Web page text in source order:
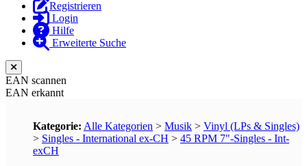
Registrieren
Login
Hilfe
Erweiterte Suche
EAN scannen
EAN erkannt
Kategorie: Alle Kategorien > Musik > Vinyl (LPs & Singles)
> Singles - International ex-CH > 45 RPM 7"-Singles - Int-
exCH